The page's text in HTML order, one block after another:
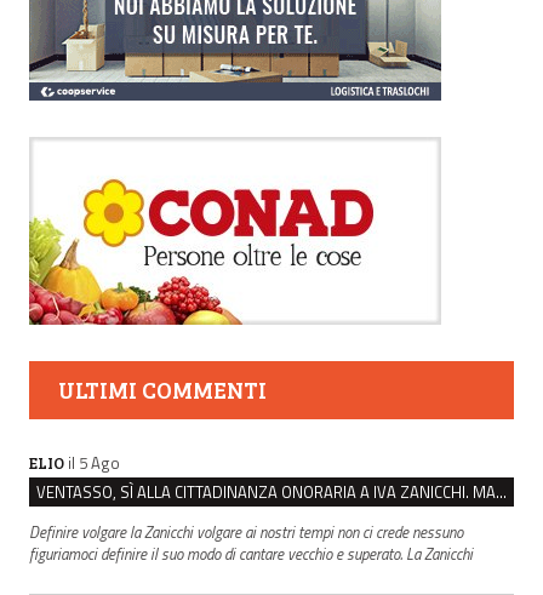
ULTIMI COMMENTI
ELIO il 5 Ago
VENTASSO, SÌ ALLA CITTADINANZA ONORARIA A IVA ZANICCHI. MA BARGIACCHI: “È DI PESSIMO GUSTO”
Definire volgare la Zanicchi volgare ai nostri tempi non ci crede nessuno
figuriamoci definire il suo modo di cantare vecchio e superato. La Zanicchi